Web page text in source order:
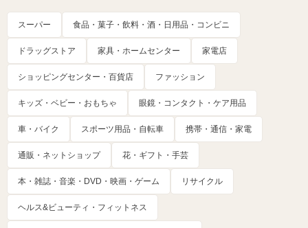
スーパー 食品・菓子・飲料・酒・日用品・コンビニ
ドラッグストア 家具・ホームセンター 家電店
ショッピングセンター・百貨店 ファッション
キッズ・ベビー・おもちゃ 眼鏡・コンタクト・ケア用品
車・バイク スポーツ用品・自転車 携帯・通信・家電
通販・ネットショップ 花・ギフト・手芸
本・雑誌・音楽・DVD・映画・ゲーム リサイクル
ヘルス&ビューティ・フィットネス